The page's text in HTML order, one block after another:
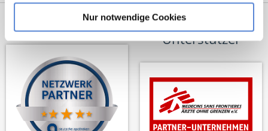
Nur notwendige Cookies
Netzwerk-Partner
Wir sind
Unterstützer